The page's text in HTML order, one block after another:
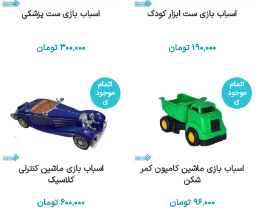
اسباب بازی ست ابزار کودک
190٬000تومان
اسباب بازی ست پزشکی
300٬000 تومان
اتمام
موجود
ی
اسباب بازی ماشین کامیون کمر
شکن
96٬000تومان
اتمام
موجود
ی
اسباب بازی ماشین کنترلی
کلاسیک
600٬000 تومان